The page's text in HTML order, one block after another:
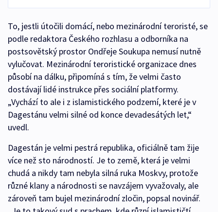
To, jestli útočili domácí, nebo mezinárodní teroristé, se
podle redaktora Českého rozhlasu a odborníka na
postsovětský prostor Ondřeje Soukupa nemusí nutně
vylučovat. Mezinárodní teroristické organizace dnes
působí na dálku, připomíná s tím, že velmi často
dostávají lidé instrukce přes sociální platformy.
„Vychází to ale i z islamistického podzemí, které je v
Dagestánu velmi silné od konce devadesátých let,“
uvedl.
Dagestán je velmi pestrá republika, oficiálně tam žije
více než sto národností. Je to země, která je velmi
chudá a nikdy tam nebyla silná ruka Moskvy, protože
různé klany a národnosti se navzájem vyvažovaly, ale
zároveň tam bujel mezinárodní zločin, popsal novinář.